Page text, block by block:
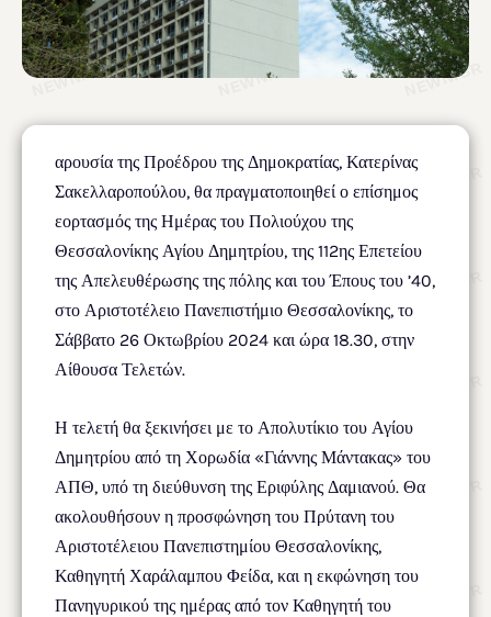
αρουσία της Προέδρου της Δημοκρατίας, Κατερίνας
Σακελλαροπούλου, θα πραγματοποιηθεί ο επίσημος
εορτασμός της Ημέρας του Πολιούχου της
Θεσσαλονίκης Αγίου Δημητρίου, της 112ης Επετείου
της Απελευθέρωσης της πόλης και του Έπους του ’40,
στο Αριστοτέλειο Πανεπιστήμιο Θεσσαλονίκης, το
Σάββατο 26 Οκτωβρίου 2024 και ώρα 18.30, στην
Αίθουσα Τελετών.
Η τελετή θα ξεκινήσει με το Απολυτίκιο του Αγίου
Δημητρίου από τη Χορωδία «Γιάννης Μάντακας» του
ΑΠΘ, υπό τη διεύθυνση της Εριφύλης Δαμιανού. Θα
ακολουθήσουν η προσφώνηση του Πρύτανη του
Αριστοτέλειου Πανεπιστημίου Θεσσαλονίκης,
Καθηγητή Χαράλαμπου Φείδα, και η εκφώνηση του
Πανηγυρικού της ημέρας από τον Καθηγητή του